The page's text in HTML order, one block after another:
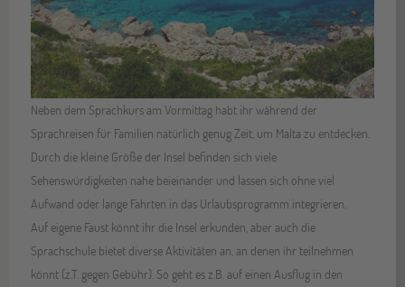
Neben dem Sprachkurs am Vormittag habt ihr während der
Sprachreisen für Familien natürlich genug Zeit, um Malta zu entdecken.
Durch die kleine Größe der Insel befinden sich viele
Sehenswürdigkeiten nahe beieinander und lassen sich ohne viel
Aufwand oder lange Fahrten in das Urlaubsprogramm integrieren.
Auf eigene Faust könnt ihr die Insel erkunden, aber auch die
Sprachschule bietet diverse Aktivitäten an, an denen ihr teilnehmen
könnt (z.T. gegen Gebühr). So geht es z.B. auf einen Ausflug in den